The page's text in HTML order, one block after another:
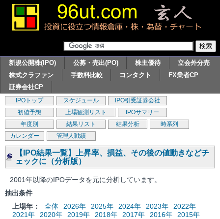
新規公開株(IPO) 公募・売出(PO) 株主優待
立会外分売
株式クラファン
手数料比較 コンタクト
FX業者CP
証券会社CP
IPOトップ スケジュール
IPO引受証券会社
初値予想
上場観測リスト
IPOサマリー
年度別
結果リスト 結果分析
時系列
カレンダー
管理人戦績
【IPO結果一覧】上昇率、損益、その後の値動きなどチ
ェックに（分析版）
2001年以降のIPOデータを元に分析しています。
抽出条件
上場年：
全体 2026年 2025年 2024年 2023年
2022年
2021年
2020年 2019年 2018年 2017年 2016年
2015年